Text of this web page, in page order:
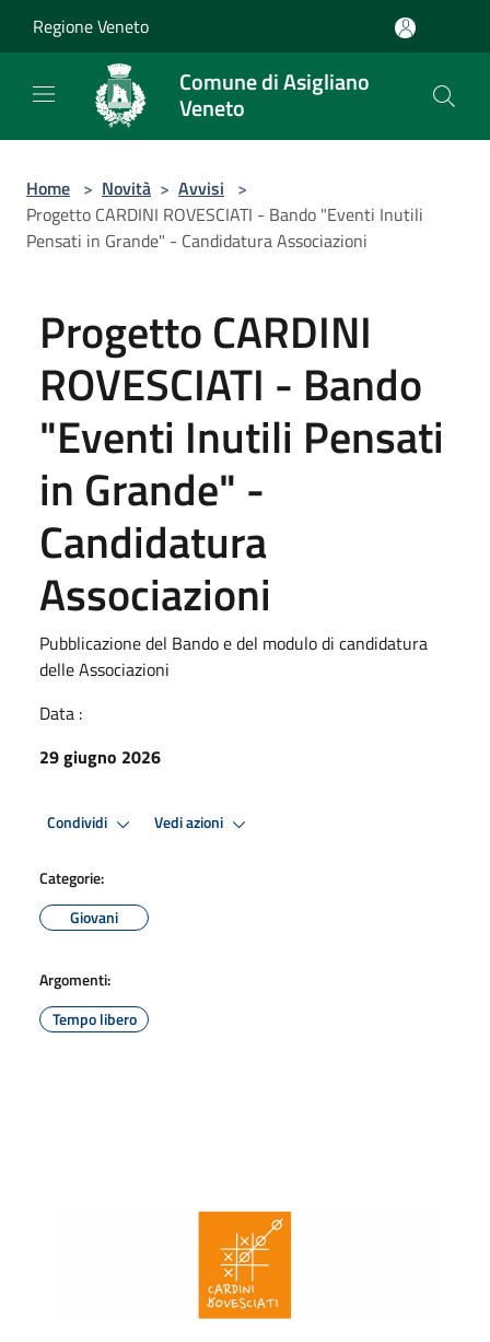
Regione Veneto
Comune di Asigliano
Veneto
Home > Novità > Avvisi >
Progetto CARDINI ROVESCIATI - Bando "Eventi Inutili
Pensati in Grande" - Candidatura Associazioni
Progetto CARDINI
ROVESCIATI - Bando
"Eventi Inutili Pensati
in Grande" -
Candidatura
Associazioni
Pubblicazione del Bando e del modulo di candidatura
delle Associazioni
Data :
29 giugno 2026
Condividi Vedi azioni
Categorie:
Giovani
Argomenti:
Tempo libero